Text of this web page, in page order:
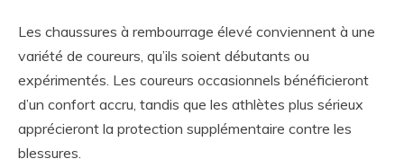
Les chaussures à rembourrage élevé conviennent à une
variété de coureurs, qu’ils soient débutants ou
expérimentés. Les coureurs occasionnels bénéficieront
d’un confort accru, tandis que les athlètes plus sérieux
apprécieront la protection supplémentaire contre les
blessures.